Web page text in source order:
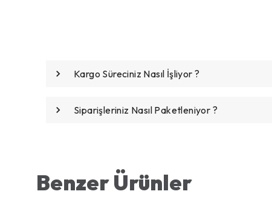
Kargo Süreciniz Nasıl İşliyor ?
Siparişleriniz Nasıl Paketleniyor ?
Benzer Ürünler